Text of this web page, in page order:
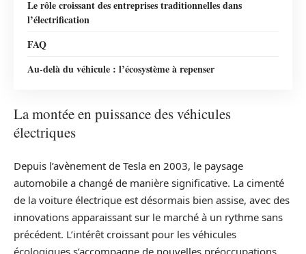
Le rôle croissant des entreprises traditionnelles dans
l’électrification
FAQ
Au‑delà du véhicule : l’écosystème à repenser
La montée en puissance des véhicules
électriques
Depuis l’avènement de Tesla en 2003, le paysage
automobile a changé de manière significative. La cimenté
de la voiture électrique est désormais bien assise, avec des
innovations apparaissant sur le marché à un rythme sans
précédent. L’intérêt croissant pour les véhicules
écologiques s’accompagne de nouvelles préoccupations,